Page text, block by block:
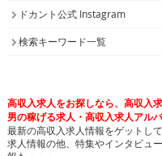
ドカント公式 Instagram
検索キーワード一覧
高収入求人をお探しなら、高収入
男の稼げる求人・高収入求人アル
最新の高収入求人情報をゲットし
求人情報の他、特集やインタビュ